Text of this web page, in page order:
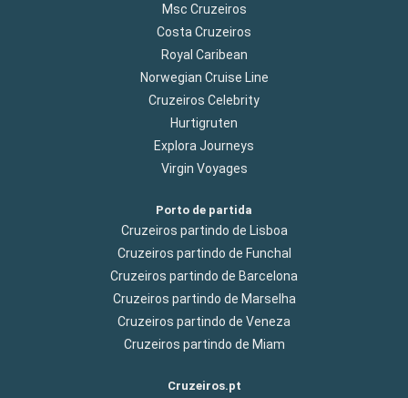
Msc Cruzeiros
Costa Cruzeiros
Royal Caribean
Norwegian Cruise Line
Cruzeiros Celebrity
Hurtigruten
Explora Journeys
Virgin Voyages
Porto de partida
Cruzeiros partindo de Lisboa
Cruzeiros partindo de Funchal
Cruzeiros partindo de Barcelona
Cruzeiros partindo de Marselha
Cruzeiros partindo de Veneza
Cruzeiros partindo de Miam
Cruzeiros.pt